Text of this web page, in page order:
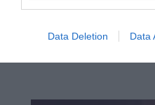
Data Deletion Data